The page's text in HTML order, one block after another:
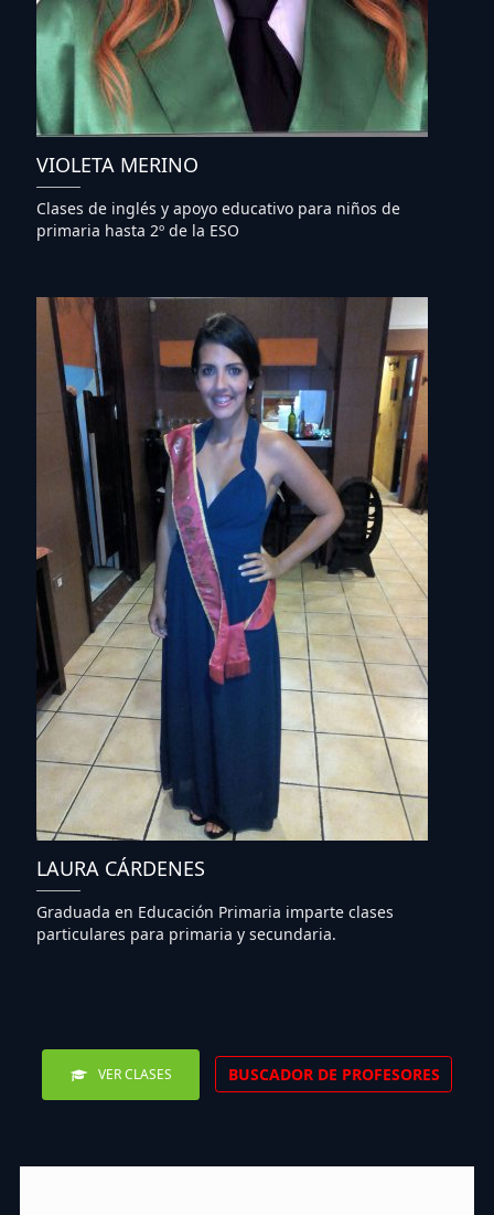
VIOLETA MERINO
Clases de inglés y apoyo educativo para niños de
primaria hasta 2º de la ESO
LAURA CÁRDENES
Graduada en Educación Primaria imparte clases
particulares para primaria y secundaria.
VER CLASES BUSCADOR DE PROFESORES